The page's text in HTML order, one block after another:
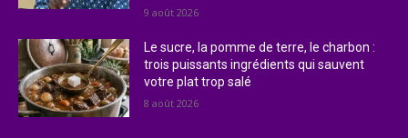
9 août 2026
Le sucre, la pomme de terre, le charbon :
trois puissants ingrédients qui sauvent
votre plat trop salé
8 août 2026